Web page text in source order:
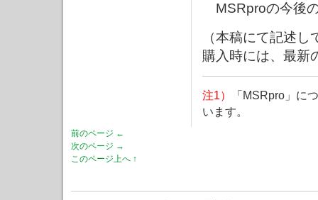
MSRproの今後
（本稿にて記述
購入時には、最新
注1）
「MSRpro」に
います。
前のページ ←
次のページ →
このページ上へ ↑